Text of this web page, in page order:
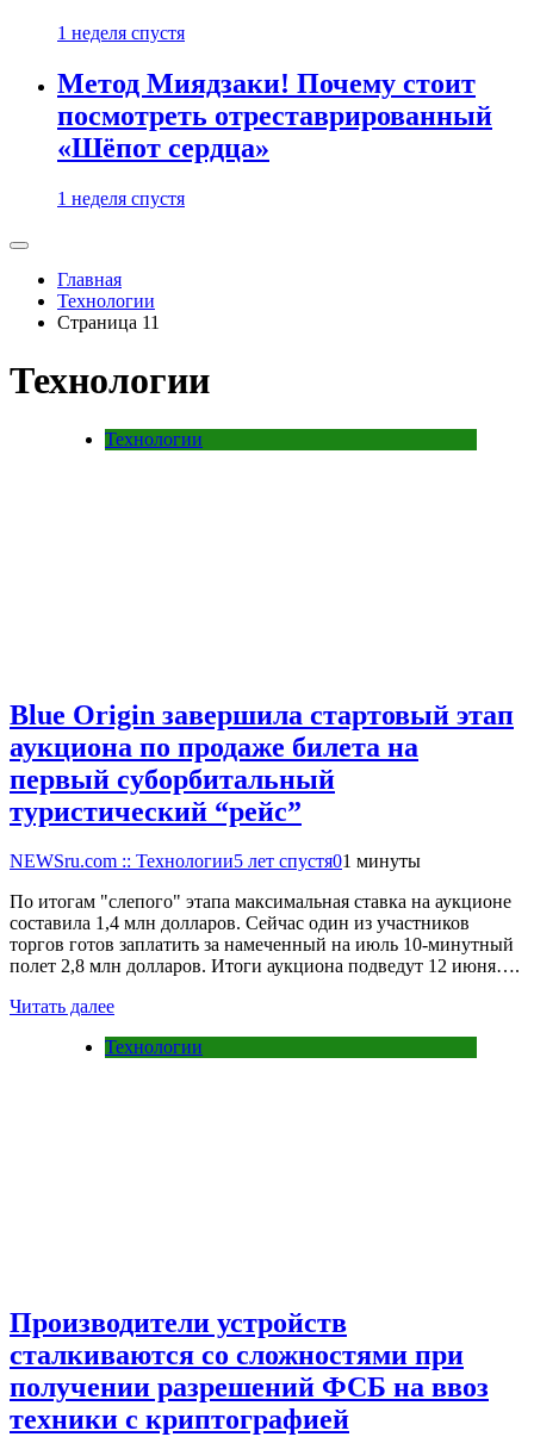
1 неделя спустя
Метод Миядзаки! Почему стоит
посмотреть отреставрированный
«Шёпот сердца»
1 неделя спустя
Главная
Технологии
Страница 11
Технологии
Технологии
Blue Origin завершила стартовый этап
аукциона по продаже билета на
первый суборбитальный
туристический “рейс”
NEWSru.com :: Технологии5 лет спустя01 минуты
По итогам "слепого" этапа максимальная ставка на аукционе
составила 1,4 млн долларов. Сейчас один из участников
торгов готов заплатить за намеченный на июль 10-минутный
полет 2,8 млн долларов. Итоги аукциона подведут 12 июня….
Читать далее
Технологии
Производители устройств
сталкиваются со сложностями при
получении разрешений ФСБ на ввоз
техники с криптографией